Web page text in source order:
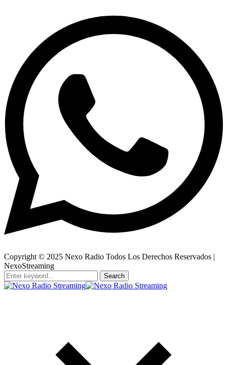
Copyright © 2025 Nexo Radio Todos Los Derechos Reservados |
NexoStreaming
Search